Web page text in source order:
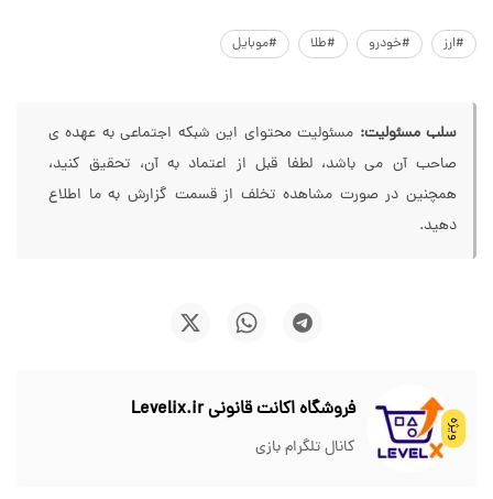
#ارز #خودرو #طلا #موبایل
سلب مسئولیت: مسئولیت محتوای این شبکه اجتماعی به عهده ی
صاحب آن می باشد، لطفا قبل از اعتماد به آن، تحقیق کنید،
همچنین در صورت مشاهده تخلف از قسمت گزارش به ما اطلاع
دهید.
ویژه
فروشگاه اکانت قانونی Levelix.ir
کانال تلگرام بازی